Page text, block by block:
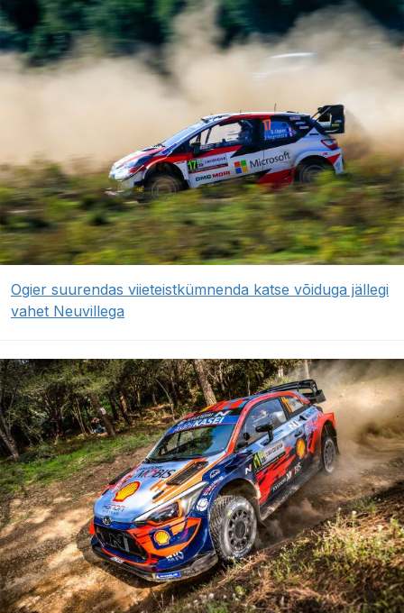
Ogier suurendas viieteistkümnenda katse võiduga jällegi
vahet Neuvillega